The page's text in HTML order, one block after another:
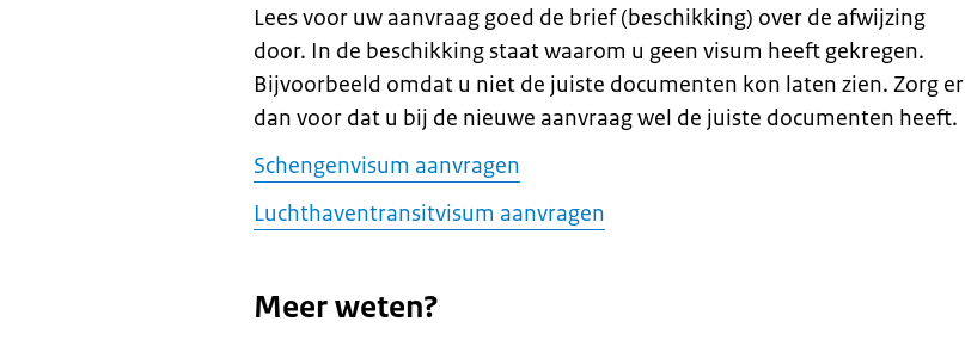
Lees voor uw aanvraag goed de brief (beschikking) over de afwijzing
door. In de beschikking staat waarom u geen visum heeft gekregen.
Bijvoorbeeld omdat u niet de juiste documenten kon laten zien. Zorg er
dan voor dat u bij de nieuwe aanvraag wel de juiste documenten heeft.
Schengenvisum aanvragen
Luchthaventransitvisum aanvragen
Meer weten?